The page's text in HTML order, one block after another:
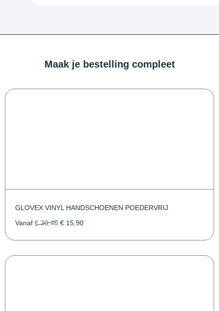
Maak je bestelling compleet
GLOVEX VINYL HANDSCHOENEN POEDERVRIJ
Vanaf €30,46 € 15,90